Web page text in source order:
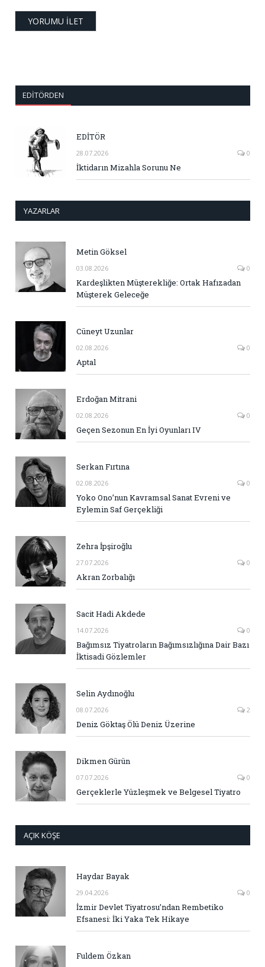
EDITÖRDEN
EDİTÖR
28.07.2026 0
İktidarın Mizahla Sorunu Ne
YAZARLAR
Metin Göksel
03.08.2026 0
Kardeşlikten Müşterekliğe: Ortak Hafızadan
Müşterek Geleceğe
Cüneyt Uzunlar
02.08.2026 0
Aptal
Erdoğan Mitrani
02.08.2026 0
Geçen Sezonun En İyi Oyunları IV
Serkan Fırtına
02.08.2026 0
Yoko Ono’nun Kavramsal Sanat Evreni ve
Eylemin Saf Gerçekliği
Zehra İpşiroğlu
27.07.2026 0
Akran Zorbalığı
Sacit Hadi Akdede
14.07.2026 0
Bağımsız Tiyatroların Bağımsızlığına Dair Bazı
İktisadi Gözlemler
Selin Aydınoğlu
08.07.2026 2
Deniz Göktaş Ölü Deniz Üzerine
Dikmen Gürün
07.07.2026 0
Gerçeklerle Yüzleşmek ve Belgesel Tiyatro
AÇIK KÖŞE
Haydar Bayak
29.04.2026 0
İzmir Devlet Tiyatrosu’ndan Rembetiko
Efsanesi: İki Yaka Tek Hikaye
Fuldem Özkan